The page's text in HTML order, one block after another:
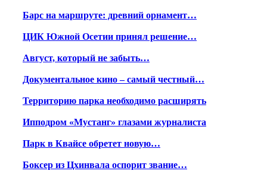
Барс на маршруте: древний орнамент…
ЦИК Южной Осетии принял решение…
Август, который не забыть…
Документальное кино – самый честный…
Территорию парка необходимо расширять
Ипподром «Мустанг» глазами журналиста
Парк в Квайсе обретет новую…
Боксер из Цхинвала оспорит звание…